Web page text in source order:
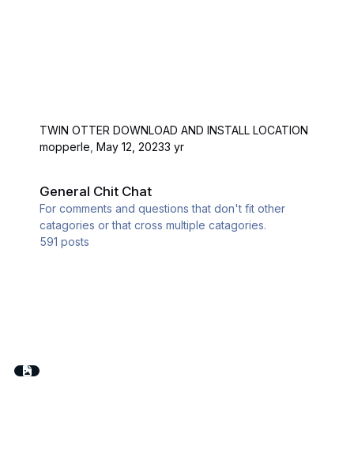
TWIN OTTER DOWNLOAD AND INSTALL LOCATION
mopperle ,May 12, 20233 yr
General Chit Chat
For comments and questions that don't fit other
catagories or that cross multiple catagories.
591 posts